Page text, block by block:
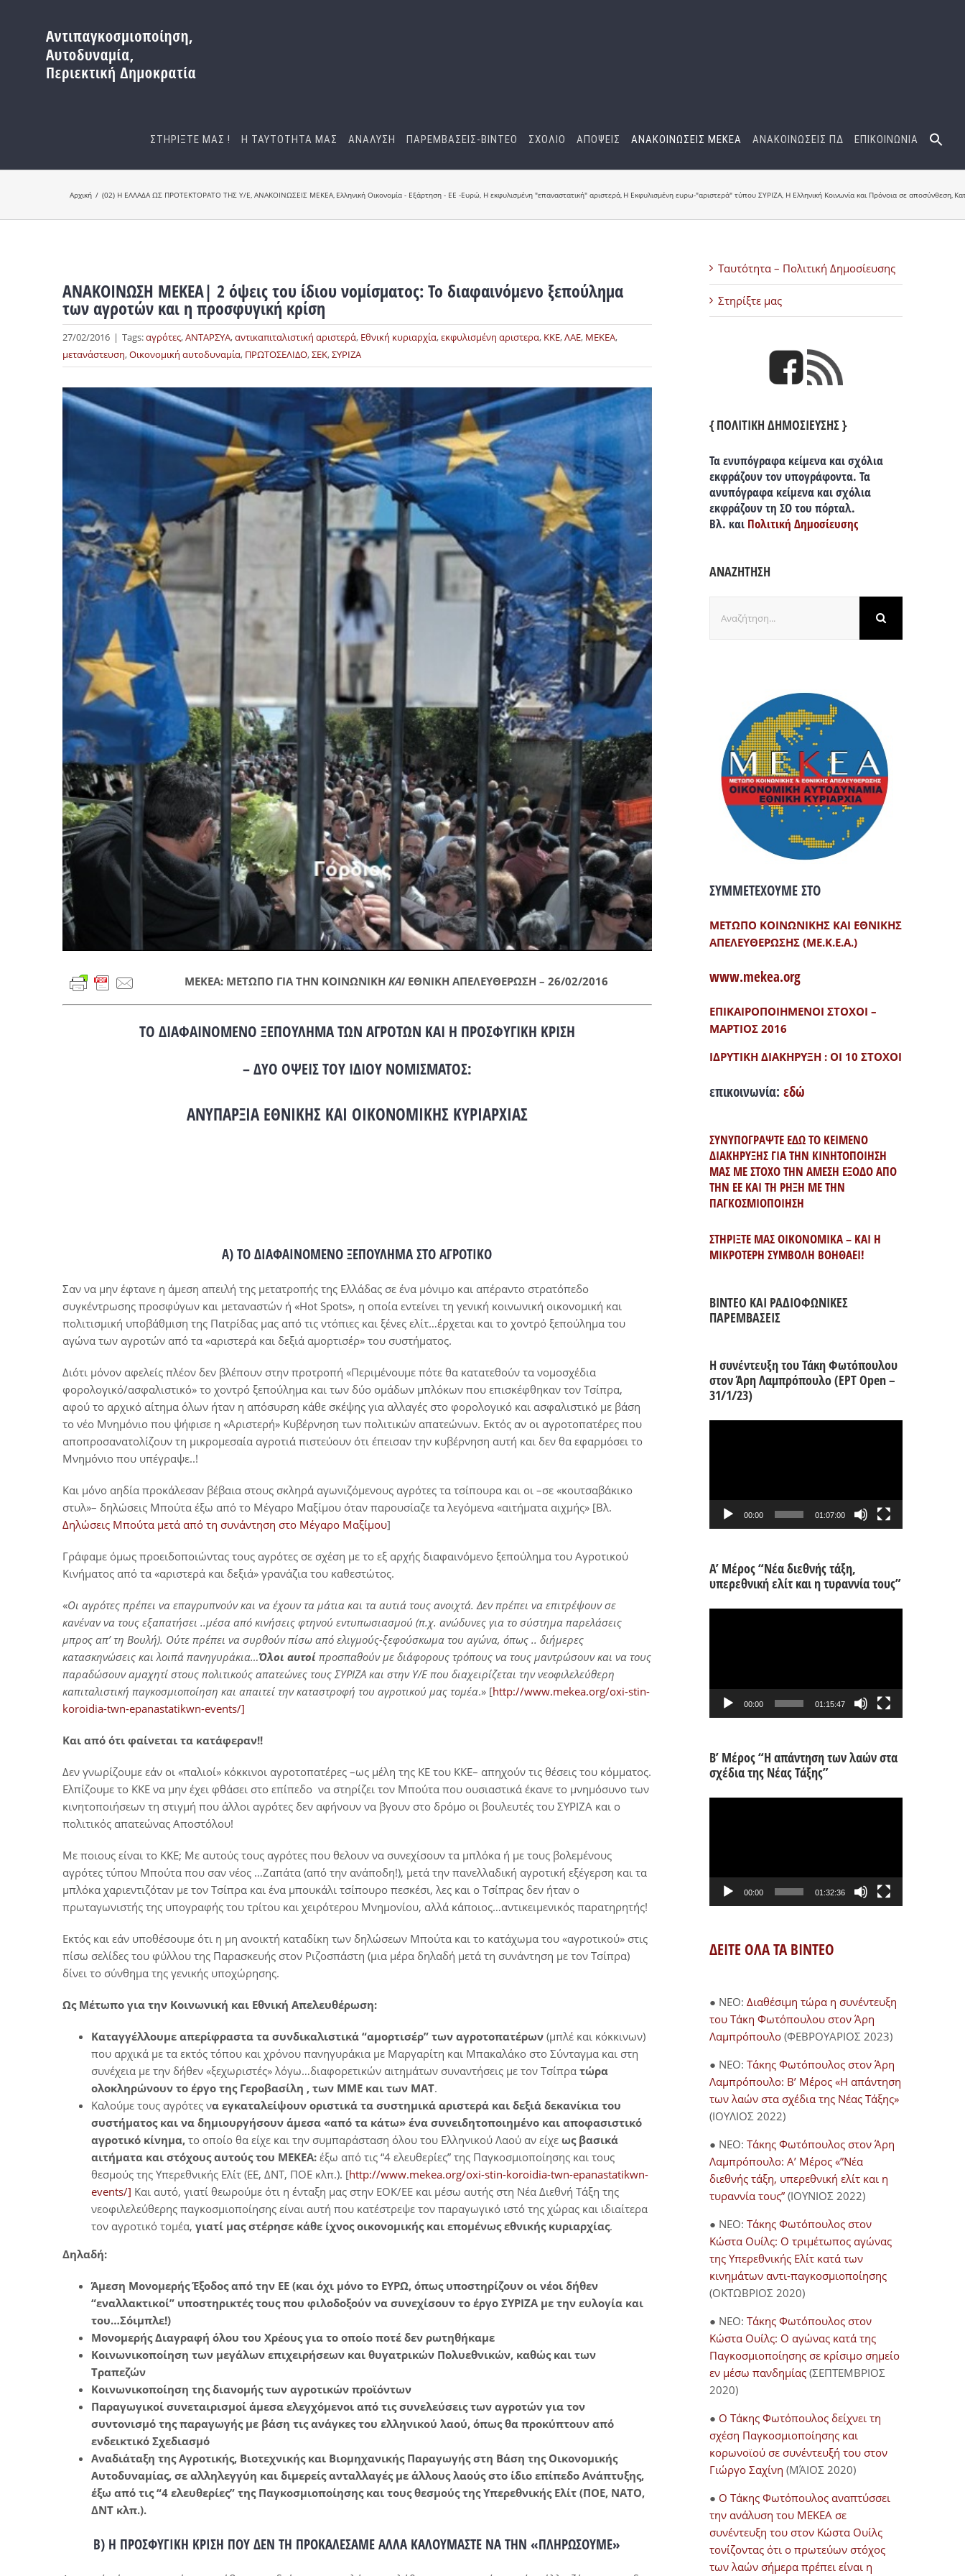
περιεχόμενο
ΣΤΗΡΙΞΤΕ ΜΑΣ ! Η ΤΑΥΤΟΤΗΤΑ ΜΑΣ ΑΝΑΛΥΣΗ ΠΑΡΕΜΒΑΣΕΙΣ-BINTEO ΣΧΟΛΙΟ ΑΠΟΨΕΙΣ ΑΝΑΚΟΙΝΩΣΕΙΣ ΜΕΚΕΑ ΑΝΑΚΟΙΝΩΣΕΙΣ ΠΔ ΕΠΙΚΟΙΝΩΝΙΑ
Αρχική (02) Η ΕΛΛΑΔΑ ΩΣ ΠΡΟΤΕΚΤΟΡΑΤΟ ΤΗΣ Υ/Ε ΑΝΑΚΟΙΝΩΣΕΙΣ ΜΕΚΕΑ Ελληνική Οικονομία - Εξάρτηση - ΕΕ -Ευρώ Η εκφυλισμένη "επαναστατική" αριστερά Η Εκφυλισμένη ευρω-"αριστερά" τύπου ΣΥΡΙΖΑ Η Ελληνική Κοινωνία και Πρόνοια σε αποσύνθεση
ΑΝΑΚΟΙΝΩΣΗ ΜΕΚΕΑ| 2 όψεις του ίδιου νομίσματος: Το διαφαινόμενο ξεπούλημα
των αγροτών και η προσφυγική κρίση
27/02/2016 | Tags:αγρότες,ΑΝΤΑΡΣΥΑ,αντικαπιταλιστική αριστερά, Εθνική κυριαρχία,εκφυλισμένη αριστερα, ΚΚΕ,ΛΑΕ, ΜΕΚΕΑ,
μετανάστευση,Οικονομική αυτοδυναμία, ΠΡΩΤΟΣΕΛΙΔΟ,ΣΕΚ,ΣΥΡΙΖΑ
Προβολή
μεγαλύτερης
ΜΕΚΕΑ: ΜΕΤΩΠΟ ΓΙΑ ΤΗΝ ΚΟΙΝΩΝΙΚΗΚΑΙ ΕΘΝΙΚΗ ΑΠΕΛΕΥΘΕΡΩΣΗ – 26/02/2016
ΤΟ ΔΙΑΦΑΙΝΟΜΕΝΟ ΞΕΠΟΥΛΗΜΑ ΤΩΝ ΑΓΡΟΤΩΝ ΚΑΙ Η ΠΡΟΣΦΥΓΙΚΗ ΚΡΙΣΗ
– ΔΥΟ ΟΨΕΙΣ ΤΟΥ ΙΔΙΟΥ ΝΟΜΙΣΜΑΤΟΣ:
ΑΝΥΠΑΡΞΙΑ ΕΘΝΙΚΗΣ ΚΑΙ ΟΙΚΟΝΟΜΙΚΗΣ ΚΥΡΙΑΡΧΙΑΣ
Α) ΤΟ ΔΙΑΦΑΙΝΟΜΕΝΟ ΞΕΠΟΥΛΗΜΑ ΣΤΟ ΑΓΡΟΤΙΚΟ
Σαν να μην έφτανε η άμεση απειλή της μετατροπής της Ελλάδας σε ένα μόνιμο και απέραντο στρατόπεδο
συγκέντρωσης προσφύγων και μεταναστών ή «Hot Spots», η οποία εντείνει τη γενική κοινωνική οικονομική και
πολιτισμική υποβάθμιση της Πατρίδας μας από τις ντόπιες και ξένες ελίτ…έρχεται και το χοντρό ξεπούλημα του
αγώνα των αγροτών από τα «αριστερά και δεξιά αμορτισέρ» του συστήματος.
Διότι μόνον αφελείς πλέον δεν βλέπουν στην προτροπή «Περιμένουμε πότε θα κατατεθούν τα νομοσχέδια
φορολογικό/ασφαλιστικό» το χοντρό ξεπούλημα και των δύο ομάδων μπλόκων που επισκέφθηκαν τον Τσίπρα,
αφού το αρχικό αίτημα όλων ήταν η απόσυρση κάθε σκέψης για αλλαγές στο φορολογικό και ασφαλιστικό με βάση
το νέο Μνημόνιο που ψήφισε η «Αριστερή» Κυβέρνηση των πολιτικών απατεώνων. Εκτός αν οι αγροτοπατέρες που
αποπροσανατολίζουν τη μικρομεσαία αγροτιά πιστεύουν ότι έπεισαν την κυβέρνηση αυτή και δεν θα εφαρμόσει το
Μνημόνιο που υπέγραψε..!
Και μόνο αηδία προκάλεσαν βέβαια στους σκληρά αγωνιζόμενους αγρότες τα τσίπουρα και οι –σε «κουτσαβάκικο
στυλ»– δηλώσεις Μπούτα έξω από το Μέγαρο Μαξίμου όταν παρουσίαζε τα λεγόμενα «αιτήματα αιχμής» [Βλ.
Δηλώσεις Μπούτα μετά από τη συνάντηση στο Μέγαρο Μαξίμου]
Γράφαμε όμως προειδοποιώντας τους αγρότες σε σχέση με το εξ αρχής διαφαινόμενο ξεπούλημα του Αγροτικού
Κινήματος από τα «αριστερά και δεξιά» γρανάζια του καθεστώτος.
«Οι αγρότες πρέπει να επαγρυπνούν και να έχουν τα μάτια και τα αυτιά τους ανοιχτά. Δεν πρέπει να επιτρέψουν σε
κανέναν να τους εξαπατήσει ..μέσα από κινήσεις φτηνού εντυπωσιασμού (π.χ. ανώδυνες για το σύστημα παρελάσεις
μπρος απ’ τη Βουλή). Ούτε πρέπει να συρθούν πίσω από ελιγμούς-ξεφούσκωμα του αγώνα, όπως .. διήμερες
κατασκηνώσεις και λοιπά πανηγυράκια…Όλοι αυτοί προσπαθούν με διάφορους τρόπους να τους μαντρώσουν και να τους
παραδώσουν αμαχητί στους πολιτικούς απατεώνες τους ΣΥΡΙΖΑ και στην Υ/Ε που διαχειρίζεται την νεοφιλελεύθερη
καπιταλιστική παγκοσμιοποίηση και απαιτεί την καταστροφή του αγροτικού μας τομέα.» [http://www.mekea.org/oxi-stin-
koroidia-twn-epanastatikwn-events/]
Και από ότι φαίνεται τα κατάφεραν!!
Δεν γνωρίζουμε εάν οι «παλιοί» κόκκινοι αγροτοπατέρες –ως μέλη της ΚΕ του ΚΚΕ– απηχούν τις θέσεις του κόμματος.
Ελπίζουμε το ΚΚΕ να μην έχει φθάσει στο επίπεδο να στηρίζει τον Μπούτα που ουσιαστικά έκανε το μνημόσυνο των
κινητοποιήσεων τη στιγμή που άλλοι αγρότες δεν αφήνουν να βγουν στο δρόμο οι βουλευτές του ΣΥΡΙΖΑ και ο
πολιτικός απατεώνας Αποστόλου!
Με ποιους είναι το ΚΚΕ; Με αυτούς τους αγρότες που θελουν να συνεχίσουν τα μπλόκα ή με τους βολεμένους
αγρότες τύπου Μπούτα που σαν νέος …Ζαπάτα (από την ανάποδη!), μετά την πανελλαδική αγροτική εξέγερση και τα
μπλόκα χαριεντιζόταν με τον Τσίπρα και ένα μπουκάλι τσίπουρο πεσκέσι, λες και ο Τσίπρας δεν ήταν ο
πρωταγωνιστής της υπογραφής του τρίτου και χειρότερου Μνημονίου, αλλά κάποιος…αντικειμενικός παρατηρητής!
Εκτός και εάν υποθέσουμε ότι η μη ανοικτή καταδίκη των δηλώσεων Μπούτα και το κατάχωμα του «αγροτικού» στις
πίσω σελίδες του φύλλου της Παρασκευής στον Ριζοσπάστη (μια μέρα δηλαδή μετά τη συνάντηση με τον Τσίπρα)
δίνει το σύνθημα της γενικής υποχώρησης.
Ως Μέτωπο για την Κοινωνική και Εθνική Απελευθέρωση:
Καταγγέλλουμε απερίφραστα τα συνδικαλιστικά “αμορτισέρ” των αγροτοπατέρων (μπλέ και κόκκινων)
που αρχικά με τα εκτός τόπου και χρόνου πανηγυράκια με Μαργαρίτη και Μπακαλάκο στο Σύνταγμα και στη
συνέχεια με την δήθεν «ξεχωριστές» λόγω…διαφορετικών αιτημάτων συναντήσεις με τον Τσίπρα τώρα
ολοκληρώνουν το έργο της Γεροβασίλη , των ΜΜΕ και των ΜΑΤ.
Καλούμε τους αγρότες να εγκαταλείψουν οριστικά τα συστημικά αριστερά και δεξιά δεκανίκια του
συστήματος και να δημιουργήσουν άμεσα «από τα κάτω» ένα συνειδητοποιημένο και αποφασιστικό
αγροτικό κίνημα, το οποίο θα είχε και την συμπαράσταση όλου του Ελληνικού Λαού αν είχε ως βασικά
αιτήματα και στόχους αυτούς του ΜΕΚΕΑ: έξω από τις “4 ελευθερίες” της Παγκοσμιοποίησης και τους
θεσμούς της Υπερεθνικής Ελίτ (ΕΕ, ΔΝΤ, ΠΟΕ κλπ.). [http://www.mekea.org/oxi-stin-koroidia-twn-epanastatikwn-
events/] Και αυτό, γιατί θεωρούμε ότι η ένταξη μας στην ΕΟΚ/ΕΕ και μέσω αυτής στη Νέα Διεθνή Τάξη της
νεοφιλελεύθερης παγκοσμιοποίησης είναι αυτή που κατέστρεψε τον παραγωγικό ιστό της χώρας και ιδιαίτερα
τον αγροτικό τομέα, γιατί μας στέρησε κάθε ίχνος οικονομικής και επομένως εθνικής κυριαρχίας.
Δηλαδή:
Άμεση Μονομερής Έξοδος από την ΕΕ (και όχι μόνο το ΕΥΡΩ, όπως υποστηρίζουν οι νέοι δήθεν
“εναλλακτικοί” υποστηρικτές τους που φιλοδοξούν να συνεχίσουν το έργο ΣΥΡΙΖΑ με την ευλογία και
του…Σόιμπλε!)
Μονομερής Διαγραφή όλου του Χρέους για το οποίο ποτέ δεν ρωτηθήκαμε
Κοινωνικοποίηση των μεγάλων επιχειρήσεων και θυγατρικών Πολυεθνικών, καθώς και των
Τραπεζών
Κοινωνικοποίηση της διανομής των αγροτικών προϊόντων
Παραγωγικοί συνεταιρισμοί άμεσα ελεγχόμενοι από τις συνελεύσεις των αγροτών για τον
συντονισμό της παραγωγής με βάση τις ανάγκες του ελληνικού λαού, όπως θα προκύπτουν από
ενδεικτικό Σχεδιασμό
Αναδιάταξη της Αγροτικής, Βιοτεχνικής και Βιομηχανικής Παραγωγής στη Βάση της Οικονομικής
Αυτοδυναμίας, σε αλληλεγγύη και διμερείς ανταλλαγές με άλλους λαούς στο ίδιο επίπεδο Ανάπτυξης,
έξω από τις “4 ελευθερίες” της Παγκοσμιοποίησης και τους θεσμούς της Υπερεθνικής Ελίτ (ΠΟΕ, ΝΑΤΟ,
ΔΝΤ κλπ.).
Β) Η ΠΡΟΣΦΥΓΙΚΗ ΚΡΙΣΗ ΠΟΥ ΔΕΝ ΤΗ ΠΡΟΚΑΛΕΣΑΜΕ ΑΛΛΑ ΚΑΛΟΥΜΑΣΤΕ ΝΑ ΤΗΝ «ΠΛΗΡΩΣΟΥΜΕ»
Ταυτότητα – Πολιτική Δημοσίευσης
Στηρίξτε μας
{ ΠΟΛΙΤΙΚΗ ΔΗΜΟΣΙΕΥΣΗΣ }
Τα ενυπόγραφα κείμενα και σχόλια
εκφράζουν τον υπογράφοντα. Τα
ανυπόγραφα κείμενα και σχόλια
εκφράζουν τη ΣΟ του πόρταλ.
Βλ. και Πολιτική Δημοσίευσης
ΑΝΑΖΗΤΗΣΗ
για:
ΣΥΜΜΕΤΕΧΟΥΜΕ ΣΤΟ
ΜΕΤΩΠΟ ΚΟΙΝΩΝΙΚΗΣ ΚΑΙ ΕΘΝΙΚΗΣ
ΑΠΕΛΕΥΘΕΡΩΣΗΣ (ΜΕ.Κ.Ε.Α.)
www.mekea.org
ΕΠΙΚΑΙΡΟΠΟΙΗΜΕΝΟΙ ΣΤΟΧΟΙ –
ΜΑΡΤΙΟΣ 2016
ΙΔΡΥΤΙΚΗ ΔΙΑΚΗΡΥΞΗ : ΟΙ 10 ΣΤΟΧΟΙ
επικοινωνία: εδώ
ΣΥΝΥΠΟΓΡΑΨΤΕ ΕΔΩ ΤΟ ΚΕΙΜΕΝΟ
ΔΙΑΚΗΡΥΞΗΣ ΓΙΑ ΤΗΝ ΚΙΝΗΤΟΠΟΙΗΣΗ
ΜΑΣ ΜΕ ΣΤΟΧΟ ΤΗΝ ΑΜΕΣΗ ΕΞΟΔΟ ΑΠΟ
ΤΗΝ ΕΕ ΚΑΙ ΤΗ ΡΗΞΗ ΜΕ ΤΗΝ
ΠΑΓΚΟΣΜΙΟΠΟΙΗΣΗ
ΣΤΗΡΙΞΤΕ ΜΑΣ ΟΙΚΟΝΟΜΙΚΑ – ΚΑΙ Η
ΜΙΚΡΟΤΕΡΗ ΣΥΜΒΟΛΗ ΒΟΗΘΑΕΙ!
ΒΙΝΤΕΟ ΚΑΙ ΡΑΔΙΟΦΩΝΙΚΕΣ
ΠΑΡΕΜΒΑΣΕΙΣ
Η συνέντευξη του Τάκη Φωτόπουλου
στον Άρη Λαμπρόπουλο (ΕΡΤ Open –
31/1/23)
00:00 01:07:00
Α’ Μέρος “Νέα διεθνής τάξη,
υπερεθνική ελίτ και η τυραννία τους”
00:00 01:15:47
Β’ Μέρος “Η απάντηση των λαών στα
σχέδια της Νέας Τάξης”
00:00 01:32:36
ΔΕΙΤΕ ΟΛΑ ΤΑ ΒΙΝΤΕΟ
● NEO: Διαθέσιμη τώρα η συνέντευξη
του Τάκη Φωτόπουλου στον Άρη
Λαμπρόπουλο(ΦΕΒΡΟΥΑΡΙΟΣ 2023)
● NEO: Τάκης Φωτόπουλος στον Άρη
Λαμπρόπουλο: Β’ Μέρος «Η απάντηση
των λαών στα σχέδια της Νέας Τάξης»
(ΙΟΥΛΙΟΣ 2022)
● NEO: Τάκης Φωτόπουλος στον Άρη
Λαμπρόπουλο: Α’ Μέρος «”Νέα
διεθνής τάξη, υπερεθνική ελίτ και η
τυραννία τους” (ΙΟΥΝΙΟΣ 2022)
● NEO: Τάκης Φωτόπουλος στον
Κώστα Ουίλς: Ο τριμέτωπος αγώνας
της Υπερεθνικής Ελίτ κατά των
κινημάτων αντι-παγκοσμιοποίησης
(ΟΚΤΩΒΡΙΟΣ 2020)
● NEO: Τάκης Φωτόπουλος στον
Κώστα Ουίλς: Ο αγώνας κατά της
Παγκοσμιοποίησης σε κρίσιμο σημείο
εν μέσω πανδημίας (ΣΕΠΤΕΜΒΡΙΟΣ
2020)
● Ο Τάκης Φωτόπουλος δείχνει τη
σχέση Παγκοσμιοποίησης και
κορωνοϊού σε συνέντευξή του στον
Γιώργο Σαχίνη (ΜΆΙΟΣ 2020)
● O Τάκης Φωτόπουλος αναπτύσσει
την ανάλυση του ΜΕΚΕΑ σε
συνέντευξη του στον Κώστα Ουίλς
τονίζοντας ότι ο πρωτεύων στόχος
των λαών σήμερα πρέπει είναι η